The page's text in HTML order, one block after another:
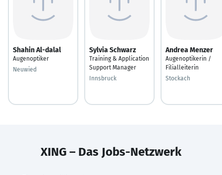
Shahin Al-dalal
Augenoptiker
Neuwied
Sylvia Schwarz
Training & Application
Support Manager
Innsbruck
Andrea Menzer
Augenoptikerin /
Filialleiterin
Stockach
XING – Das Jobs-Netzwerk